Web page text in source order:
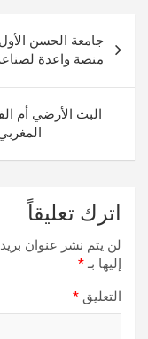
المقالات
منصة واعدة لصناعة
البث الأرضي أم
اترك تعليقاً
لن يتم نشر عنوان
إليها بـ*
التعليق *